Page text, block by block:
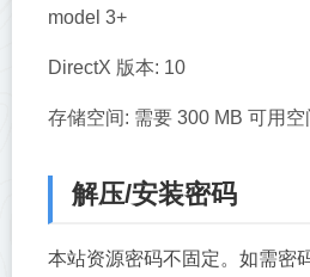
model 3+
DirectX 版本: 10
存储空间: 需要 300 MB 可用空
解压/安装密码
本站资源密码不固定。如需密